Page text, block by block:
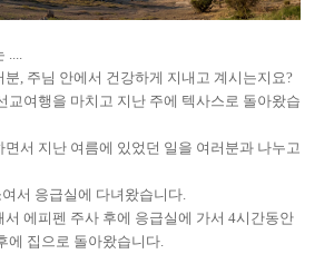
, 주님 안에서 건강하게 지내고 계시는지요?
교여행을 마치고 지난 주에 텍사스로 돌아왔습
서 지난 여름에 있었던 일을 여러분과 나누고
서 응급실에 다녀왔습니다.
서 에피펜 주사 후에 응급실에 가서 4시간동안
에 집으로 돌아왔습니다.